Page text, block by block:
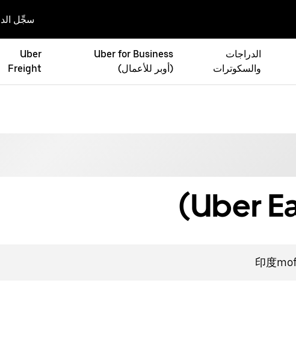
سجِّل
الدراجات
والسكوترات
Uber for Business
(أوبر للأعمال)
Uber
Freight